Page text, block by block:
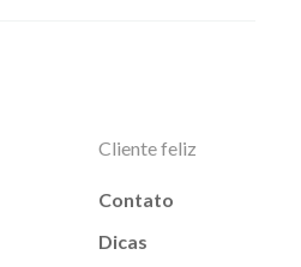
Cliente feliz
Contato
Dicas